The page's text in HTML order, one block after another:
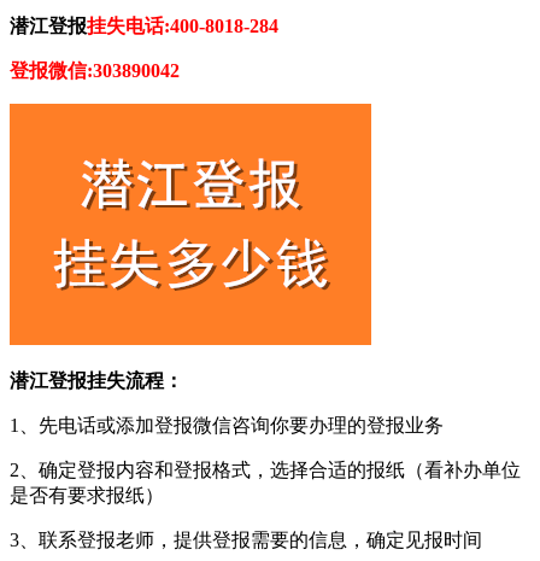
潜江登报挂失电话:400-8018-284
登报微信:303890042
潜江登报挂失流程：
1、先电话或添加登报微信咨询你要办理的登报业务
2、确定登报内容和登报格式，选择合适的报纸（看补办单位
是否有要求报纸）
3、联系登报老师，提供登报需要的信息，确定见报时间